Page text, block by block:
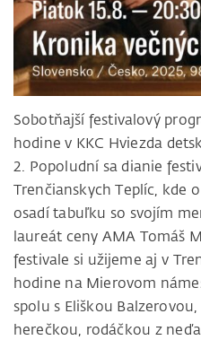
Sobotňajší festivalový
hodine v KKC Hviezda
2. Popoludní sa dianie
Trenčianskych Teplíc, kde
osadí tabuľku so svojím
laureát ceny AMA Tomáš
festivale si užijeme aj v
hodine na Mierovom
spolu s Eliškou
herečkou, rodáčkou z